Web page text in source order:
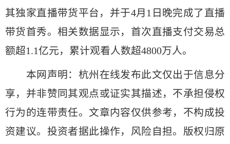
其独家直播带货平台，并于4月1日晚完成了直播
带货首秀。相关数据显示，首次直播支付交易总
额超1.1亿元，累计观看人数超4800万人。
本网声明：杭州在线发布此文仅出于信息分
享，并非赞同其观点或证实其描述，不承担侵权
行为的连带责任。文章内容仅供参考，不构成投
资建议。投资者据此操作，风险自担。版权归原